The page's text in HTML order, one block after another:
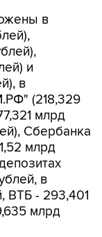
в
и
в
(218,329
млрд
Сбербанка
млрд
в
ВТБ - 293,401
млрд